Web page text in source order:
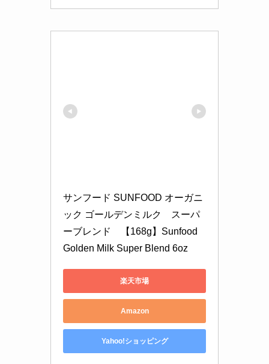
サンフード SUNFOOD オーガニ
ック ゴールデンミルク　スーパ
ーブレンド　【168g】Sunfood
Golden Milk Super Blend 6oz
楽天市場
Amazon
Yahoo!ショッピング